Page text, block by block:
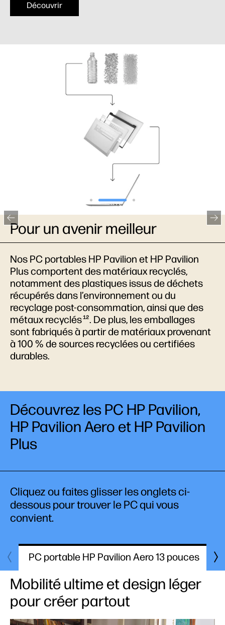
Découvrir
Pour un avenir meilleur
Nos PC portables HP Pavilion et HP Pavilion
Plus comportent des matériaux recyclés,
notamment des plastiques issus de déchets
récupérés dans l’environnement ou du
recyclage post-consommation, ainsi que des
métaux recyclés12. De plus, les emballages
sont fabriqués à partir de matériaux provenant
à 100 % de sources recyclées ou certifiées
durables.
Découvrez les PC HP Pavilion,
HP Pavilion Aero et HP Pavilion
Plus
Cliquez ou faites glisser les onglets ci-
dessous pour trouver le PC qui vous
convient.
PC portable HP Pavilion Aero 13 pouces
Mobilité ultime et design léger
pour créer partout